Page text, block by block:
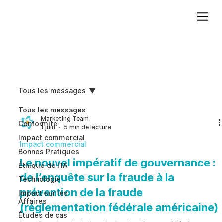
Tous les messages
Conformite
Impact commercial
Bonnes Pratiques
Éthique de l’IA
Technologie
Impact sur les
Affaires
Études de cas
Tous les messages
Marketing Team
1 juin
5 min de lecture
Impact commercial
Le nouvel impératif de gouvernance :
de l’enquête sur la fraude à la
prévention de la fraude
(réglementation fédérale américaine)